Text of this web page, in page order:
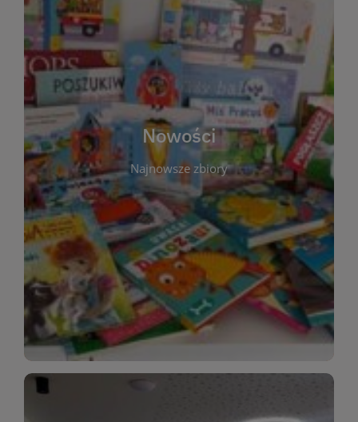
Nowości
Najnowsze zbiory
W tej sekcji prezentujemy najnowsze książki,
audiobooki oraz filmy, które właśnie trafiły do
zbiorów Miejskiej Biblioteki Publicznej w
Starachowicach. Regularnie aktualizujemy listę,
aby Czytelnicy mogli na bieżąco odkrywać świeże
tytuły i najciekawsze premiery wydawnicze. Każda
pozycja opatrzona jest krótkim opisem i
informacją o dostępności w katalogu. Zachęcamy
do częstych odwiedzin – nowości pojawiają się
niemal każdego tygodnia! Dzięki tej zakładce
zawsze będziesz wiedzieć, co warto przeczytać
jako pierwsze.
WIĘCEJ